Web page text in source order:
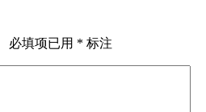
必填项已用 * 标注